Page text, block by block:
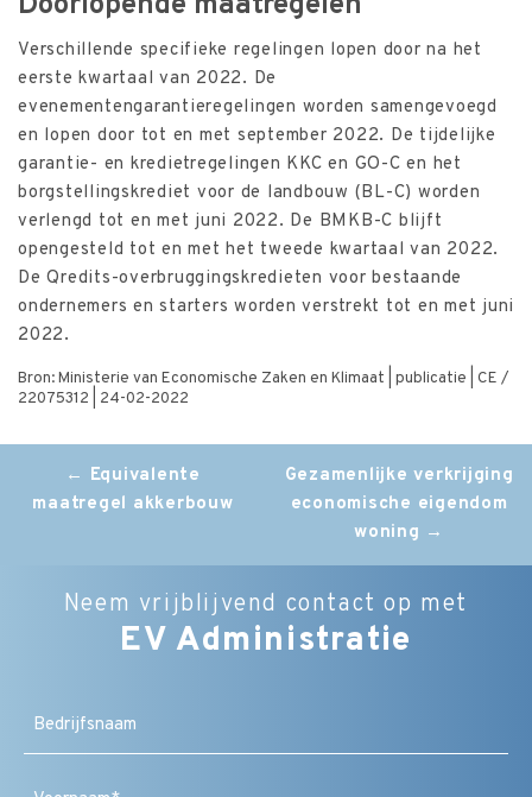
Verschillende specifieke regelingen lopen door na het
eerste kwartaal van 2022. De
evenementengarantieregelingen worden samengevoegd
en lopen door tot en met september 2022. De tijdelijke
garantie- en kredietregelingen KKC en GO-C en het
borgstellingskrediet voor de landbouw (BL-C) worden
verlengd tot en met juni 2022. De BMKB-C blijft
opengesteld tot en met het tweede kwartaal van 2022.
De Qredits-overbruggingskredieten voor bestaande
ondernemers en starters worden verstrekt tot en met juni
2022.
Bron: Ministerie van Economische Zaken en Klimaat | publicatie | CE /
22075312 | 24-02-2022
Post
navigation
← Equivalente
maatregel akkerbouw
Gezamenlijke verkrijging
economische eigendom
woning →
Neem vrijblijvend contact op met
EV Administratie